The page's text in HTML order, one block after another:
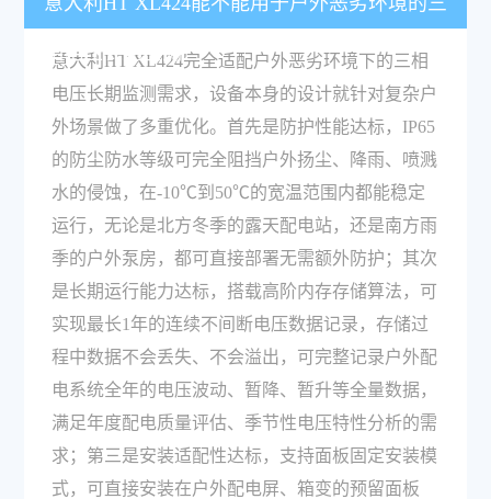
相电压长期监测？
意大利HT XL424完全适配户外恶劣环境下的三相
电压长期监测需求，设备本身的设计就针对复杂户
外场景做了多重优化。首先是防护性能达标，IP65
的防尘防水等级可完全阻挡户外扬尘、降雨、喷溅
水的侵蚀，在-10℃到50℃的宽温范围内都能稳定
运行，无论是北方冬季的露天配电站，还是南方雨
季的户外泵房，都可直接部署无需额外防护；其次
是长期运行能力达标，搭载高阶内存存储算法，可
实现最长1年的连续不间断电压数据记录，存储过
程中数据不会丢失、不会溢出，可完整记录户外配
电系统全年的电压波动、暂降、暂升等全量数据，
满足年度配电质量评估、季节性电压特性分析的需
求；第三是安装适配性达标，支持面板固定安装模
式，可直接安装在户外配电屏、箱变的预留面板